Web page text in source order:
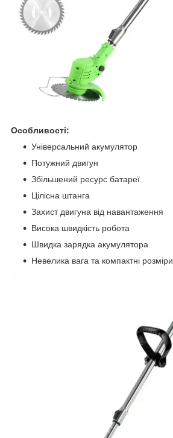
Особливості:
Універсальний акумулятор
Потужний двигун
Збільшений ресурс батареї
Цілісна штанга
Захист двигуна від навантаження
Висока швидкість робота
Швидка зарядка акумулятора
Невелика вага та компактні розміри